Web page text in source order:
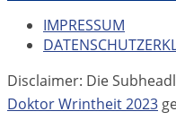
IMPRESSUM
Disclaimer: Die
Doktor Wrintheit 2023